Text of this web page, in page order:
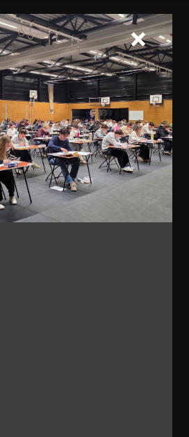
Leerlingcommissies
2024-2025